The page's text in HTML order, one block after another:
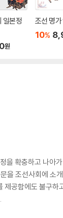
일본정
원
조선 명
10%
을 확충하고 나아
을 조선사회에 소
공함에도 불구